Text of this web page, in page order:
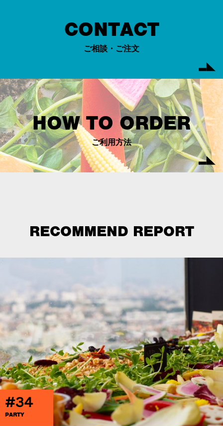
CONTACT
ご相談・ご注文
HOW TO ORDER
ご利用方法
RECOMMEND REPORT
#34
PARTY